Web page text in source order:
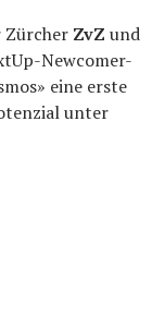
Zürcher ZvZ und
Newcomer-
eine erste
unter